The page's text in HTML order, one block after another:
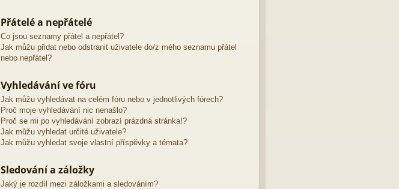
Přátelé a nepřátelé
Co jsou seznamy přátel a nepřátel?
Jak můžu přidat nebo odstranit uživatele do/z mého seznamu přátel
nebo nepřátel?
Vyhledávání ve fóru
Jak můžu vyhledávat na celém fóru nebo v jednotlivých fórech?
Proč moje vyhledávání nic nenašlo?
Proč se mi po vyhledávání zobrazí prázdná stránka!?
Jak můžu vyhledat určité uživatele?
Jak můžu vyhledat svoje vlastní příspěvky a témata?
Sledování a záložky
Jaký je rozdíl mezi záložkami a sledováním?